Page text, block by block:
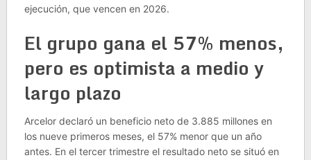
ejecución, que vencen en 2026.
El grupo gana el 57% menos,
pero es optimista a medio y
largo plazo
Arcelor declaró un beneficio neto de 3.885 millones en
los nueve primeros meses, el 57% menor que un año
antes. En el tercer trimestre el resultado neto se situó en